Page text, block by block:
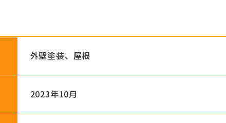
外壁塗装、屋根
2023年10月